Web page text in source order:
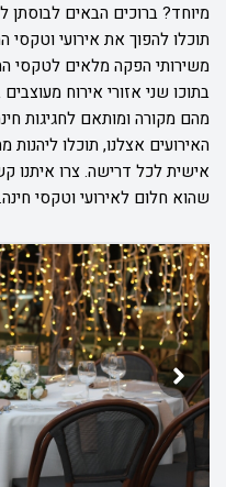
מיוחד? ברוכים הבאים לבוסתן
תוכלו להפוך את אירועי וטקסי
משירותי הפקה מלאים לטקסי
בתוכו שני אזורי אירוח
מהם מקורה ומותאם לחגיגות
האירועים אצלנו, תוכלו
אישית לכל דרישה. צרו איתנו
שהוא חלום לאירועי וטקסי חינה.